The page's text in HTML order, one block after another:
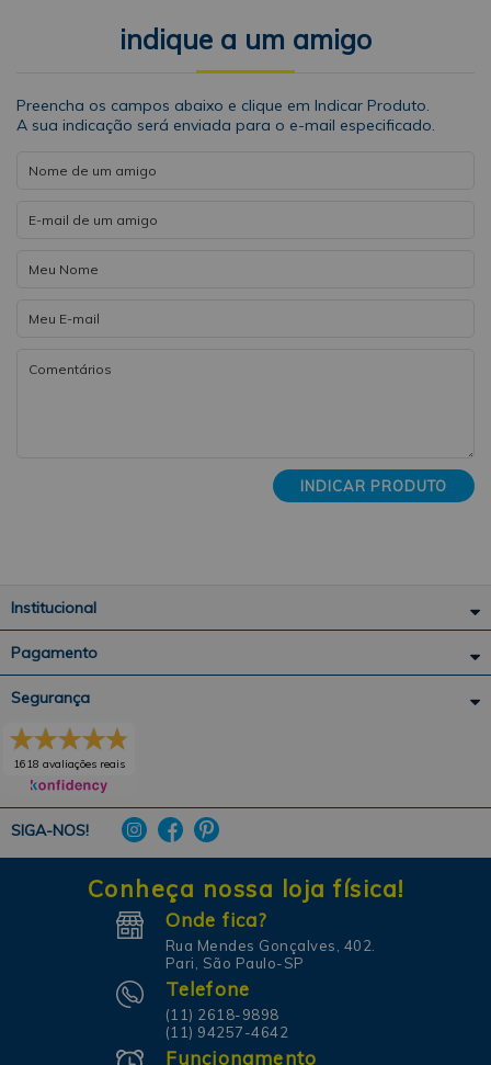
indique a um amigo
Preencha os campos abaixo e clique em Indicar Produto.
A sua indicação será enviada para o e-mail especificado.
INDICAR PRODUTO
Institucional
Pagamento
SIGA-NOS!
Segurança
1618 avaliações reais
Conheça nossa loja física!
Onde fica?
Rua Mendes Gonçalves, 402.
Pari, São Paulo-SP
Telefone
(11) 2618-9898
(11) 94257-4642
Funcionamento